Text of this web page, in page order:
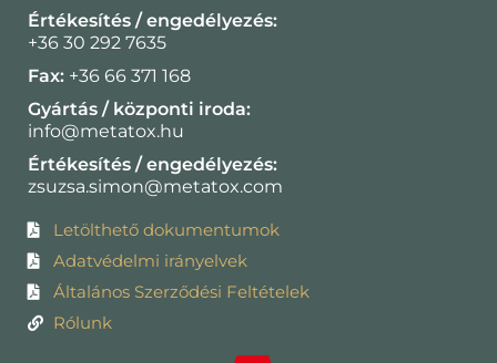
Értékesítés / engedélyezés:
+36 30 292 7635
Fax: +36 66 371 168
Gyártás / központi iroda:
info@metatox.hu
Értékesítés / engedélyezés:
zsuzsa.simon@metatox.com
Letölthető dokumentumok
Adatvédelmi irányelvek
Általános Szerződési Feltételek
Rólunk